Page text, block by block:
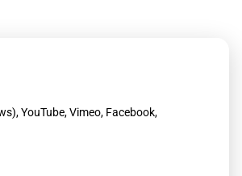
YouTube, Vimeo, Facebook,